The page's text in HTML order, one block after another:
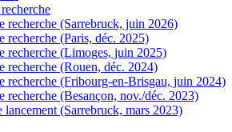
recherche (Sarrebruck, juin 2026)
recherche (Paris, déc. 2025)
recherche (Limoges, juin 2025)
recherche (Rouen, déc. 2024)
recherche (Fribourg-en-Brisgau, juin 2024)
recherche (Besançon, nov./déc. 2023)
lancement (Sarrebruck, mars 2023)